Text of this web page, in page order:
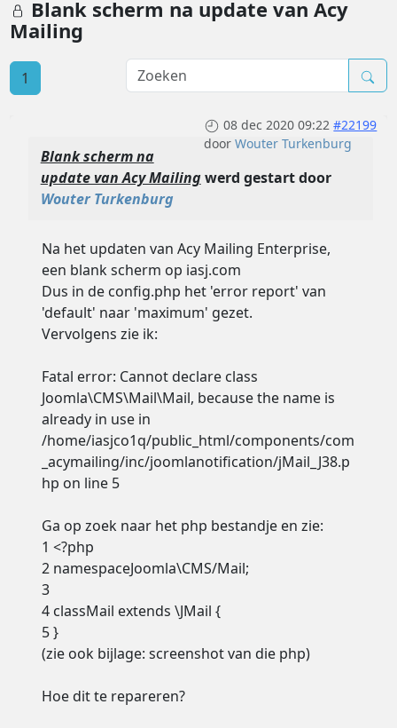
Blank scherm na update van Acy
Mailing
1
08 dec 2020 09:22 #22199
doorWouter Turkenburg
Blank scherm na
update van Acy Mailingwerd gestart door
Wouter Turkenburg
Na het updaten van Acy Mailing Enterprise,
een blank scherm op iasj.com
Dus in de config.php het 'error report' van
'default' naar 'maximum' gezet.
Vervolgens zie ik:
Fatal error: Cannot declare class
Joomla\CMS\Mail\Mail, because the name is
already in use in
/home/iasjco1q/public_html/components/com
_acymailing/inc/joomlanotification/jMail_J38.p
hp on line 5
Ga op zoek naar het php bestandje en zie:
1 <?php
2 namespaceJoomla\CMS/Mail;
3
4 classMail extends \JMail {
5 }
(zie ook bijlage: screenshot van die php)
Hoe dit te repareren?